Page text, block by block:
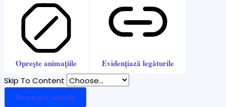
Oprește animațiile Evidențiază legăturile
Skip To Content
Resetează setările